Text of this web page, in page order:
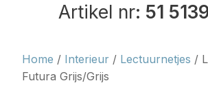
Artikel nr: 51
Home / Interieur / Lectuurnetjes /
Futura Grijs/Grijs